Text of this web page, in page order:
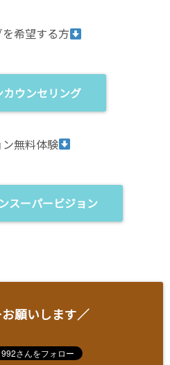
希望する方
ウンセリング
無料体験
スーパービジョン
願いします／